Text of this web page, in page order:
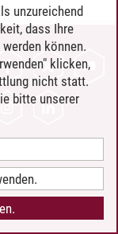
unzureichend
dass Ihre
können.
klicken,
nicht statt.
bitte unserer